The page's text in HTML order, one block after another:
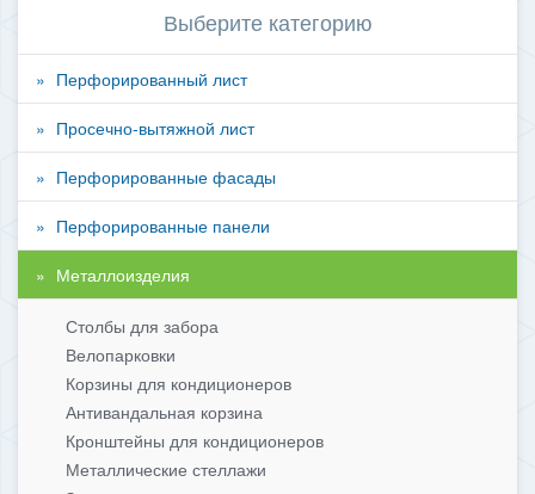
Выберите категорию
Перфорированный лист
Просечно-вытяжной лист
Перфорированные фасады
Перфорированные панели
Металлоизделия
Столбы для забора
Велопарковки
Корзины для кондиционеров
Антивандальная корзина
Кронштейны для кондиционеров
Металлические стеллажи